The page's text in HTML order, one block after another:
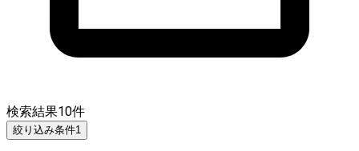
検索結果10件
絞り込み条件1